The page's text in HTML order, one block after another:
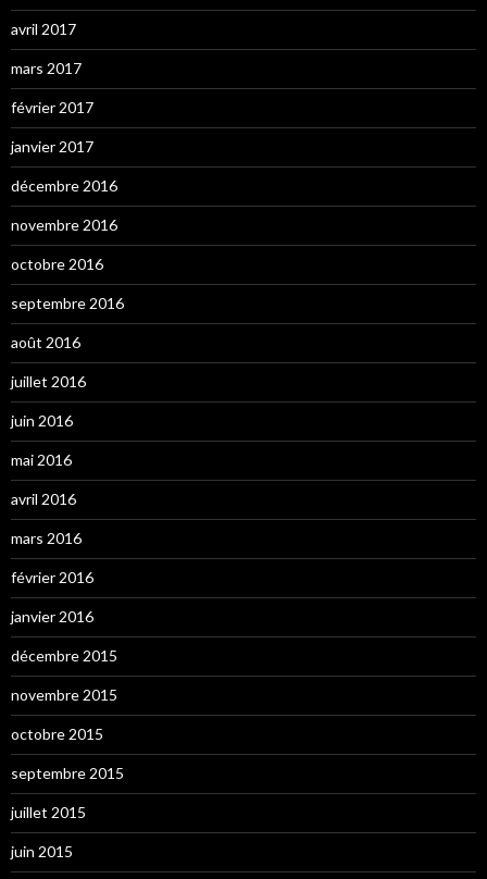
avril 2017
mars 2017
février 2017
janvier 2017
décembre 2016
novembre 2016
octobre 2016
septembre 2016
août 2016
juillet 2016
juin 2016
mai 2016
avril 2016
mars 2016
février 2016
janvier 2016
décembre 2015
novembre 2015
octobre 2015
septembre 2015
juillet 2015
juin 2015